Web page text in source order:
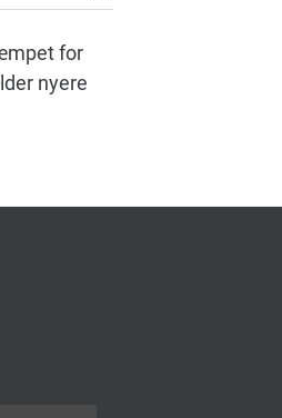
for
nyere